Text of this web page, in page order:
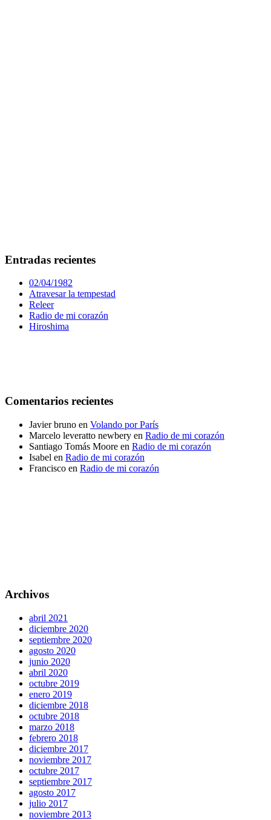
Entradas recientes
02/04/1982
Atravesar la tempestad
Releer
Radio de mi corazón
Hiroshima
Comentarios recientes
Javier bruno en Volando por París
Marcelo leveratto newbery en Radio de mi corazón
Santiago Tomás Moore en Radio de mi corazón
Isabel en Radio de mi corazón
Francisco en Radio de mi corazón
Archivos
abril 2021
diciembre 2020
septiembre 2020
agosto 2020
junio 2020
abril 2020
octubre 2019
enero 2019
diciembre 2018
octubre 2018
marzo 2018
febrero 2018
diciembre 2017
noviembre 2017
octubre 2017
septiembre 2017
agosto 2017
julio 2017
noviembre 2013